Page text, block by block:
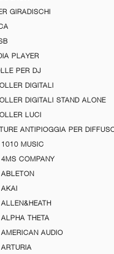
GIRADISCHI
PLAYER
PER DJ
DIGITALI
DIGITALI STAND ALONE
LUCI
ANTIPIOGGIA PER
1010 MUSIC
4MS COMPANY
THETA
AUDIO